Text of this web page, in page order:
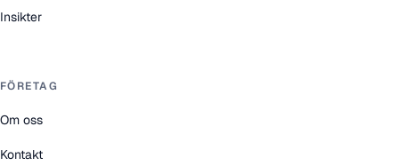
Insikter
FÖRETAG
Om oss
Kontakt